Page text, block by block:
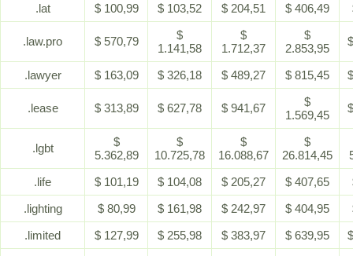
.lat
$ 100,99 $ 103,52 $ 204,51 $ 406,49
.law.pro $ 570,79
$
1.141,58
$
1.712,37
$
2.853,95
.lawyer $ 163,09 $ 326,18 $ 489,27 $ 815,45
.lease $ 313,89 $ 627,78 $ 941,67
$
1.569,45
.lgbt
$
5.362,89
$
10.725,78
$
16.088,67
$
26.814,45
.life
$ 101,19 $ 104,08 $ 205,27 $ 407,65
.lighting
$ 80,99 $ 161,98 $ 242,97 $ 404,95
.limited
$ 127,99 $ 255,98 $ 383,97 $ 639,95